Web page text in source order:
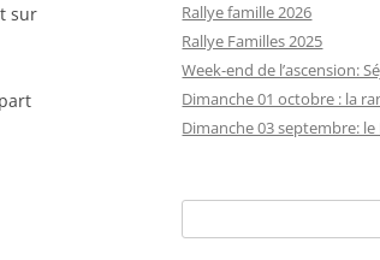
sur
Rallye famille 2026
Rallye Familles 2025
Week-end de l’ascension:
Dimanche 01 octobre : la
Dimanche 03 septembre: